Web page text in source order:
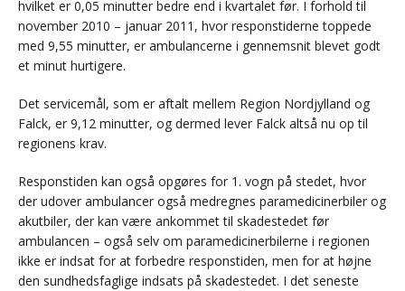
hvilket er 0,05 minutter bedre end i kvartalet før. I forhold til
november 2010 – januar 2011, hvor responstiderne toppede
med 9,55 minutter, er ambulancerne i gennemsnit blevet godt
et minut hurtigere.
Det servicemål, som er aftalt mellem Region Nordjylland og
Falck, er 9,12 minutter, og dermed lever Falck altså nu op til
regionens krav.
Responstiden kan også opgøres for 1. vogn på stedet, hvor
der udover ambulancer også medregnes paramedicinerbiler og
akutbiler, der kan være ankommet til skadestedet før
ambulancen – også selv om paramedicinerbilerne i regionen
ikke er indsat for at forbedre responstiden, men for at højne
den sundhedsfaglige indsats på skadestedet. I det seneste